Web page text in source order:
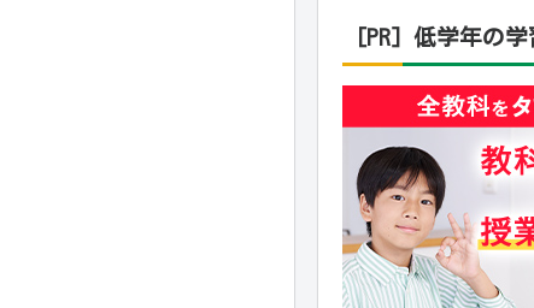
[PR] 低学年の学